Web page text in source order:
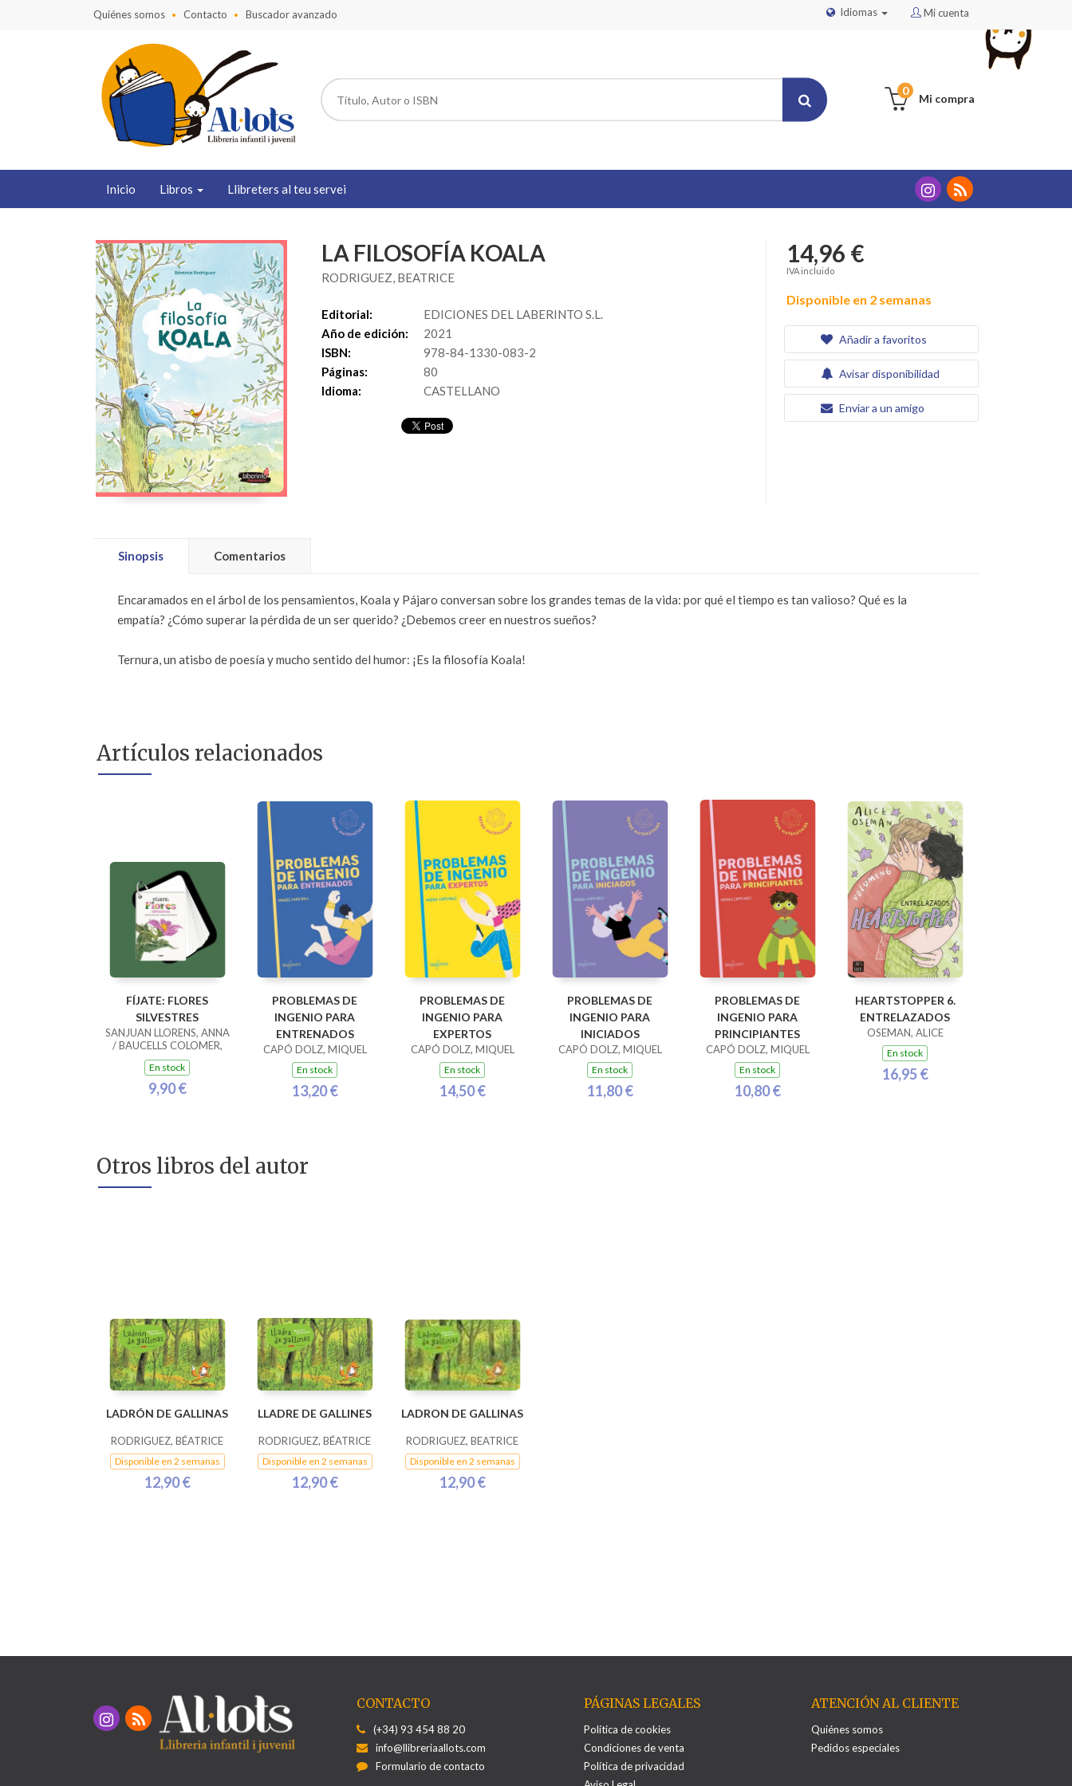
Mi cuenta
Idiomas
Quiénes somos Contacto Buscador avanzado
Mi compra
0
Inicio Libros Llibreters al teu servei
LA FILOSOFÍA KOALA
RODRIGUEZ, BEATRICE
Editorial:
EDICIONES DEL LABERINTO S.L.
Año de edición:
2021
ISBN:
978-84-1330-083-2
Páginas:
80
Idioma:
CASTELLANO
14,96 €
IVA incluido
Disponible en 2 semanas
Añadir a favoritos
Avisar disponibilidad
Enviar a un amigo
Sinopsis Comentarios
Encaramados en el árbol de los pensamientos, Koala y Pájaro conversan sobre los grandes temas de la vida: por qué el tiempo es tan valioso? Qué es la
empatía? ¿Cómo superar la pérdida de un ser querido? ¿Debemos creer en nuestros sueños?
Ternura, un atisbo de poesía y mucho sentido del humor: ¡Es la filosofía Koala!
Artículos relacionados
FÍJATE: FLORES
SILVESTRES
SANJUAN LLORENS, ANNA
/ BAUCELLS COLOMER,
RAMON
En stock
9,90 €
PROBLEMAS DE
INGENIO PARA
ENTRENADOS
CAPÓ DOLZ, MIQUEL
En stock
13,20 €
PROBLEMAS DE
INGENIO PARA
EXPERTOS
CAPÓ DOLZ, MIQUEL
En stock
14,50 €
PROBLEMAS DE
INGENIO PARA
INICIADOS
CAPÓ DOLZ, MIQUEL
En stock
11,80 €
PROBLEMAS DE
INGENIO PARA
PRINCIPIANTES
CAPÓ DOLZ, MIQUEL
En stock
10,80 €
HEARTSTOPPER 6.
ENTRELAZADOS
OSEMAN, ALICE
En stock
16,95 €
Otros libros del autor
LADRÓN DE GALLINAS
RODRIGUEZ, BÉATRICE
Disponible en 2 semanas
12,90 €
LLADRE DE GALLINES
RODRIGUEZ, BÉATRICE
Disponible en 2 semanas
12,90 €
LADRON DE GALLINAS
RODRIGUEZ, BEATRICE
Disponible en 2 semanas
12,90 €
CONTACTO
(+34) 93 454 88 20
info@llibreriaallots.com
Formulario de contacto
PÁGINAS LEGALES
Política de cookies
Condiciones de venta
Política de privacidad
ATENCIÓN AL CLIENTE
Quiénes somos
Pedidos especiales